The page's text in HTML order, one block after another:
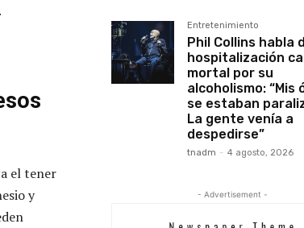
el tener
y
Entretenimiento
Phil Collins habla
hospitalización
mortal por su
alcoholismo: “Mis
se estaban
La gente venía a
despedirse”
tnadm - 4 agosto, 2026
- Advertisement -